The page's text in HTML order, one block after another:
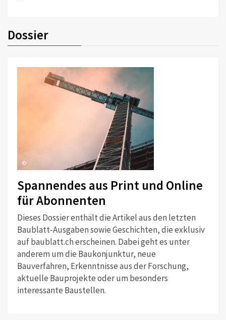
Dossier
©
Spannendes aus Print und Online
für Abonnenten
Dieses Dossier enthält die Artikel aus den letzten
Baublatt-Ausgaben sowie Geschichten, die exklusiv
auf baublatt.ch erscheinen. Dabei geht es unter
anderem um die Baukonjunktur, neue
Bauverfahren, Erkenntnisse aus der Forschung,
aktuelle Bauprojekte oder um besonders
interessante Baustellen.